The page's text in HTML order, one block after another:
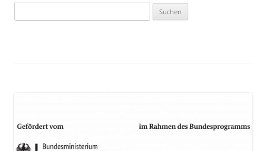
nach: